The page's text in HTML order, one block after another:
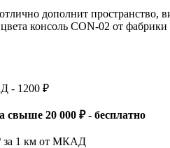
дополнит пространство,
консоль CON-02 от
- 1200 ₽
20 000 ₽ - бесплатно
за 1 км от МКАД